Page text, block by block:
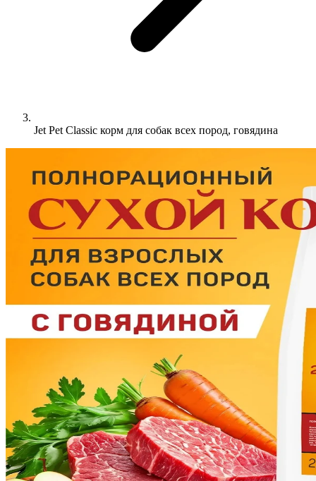
Jet Pet Classic корм для собак всех пород, говядина